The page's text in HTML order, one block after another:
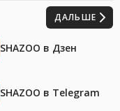
ДАЛЬШЕ
SHAZOO в Дзен
SHAZOO в Telegram